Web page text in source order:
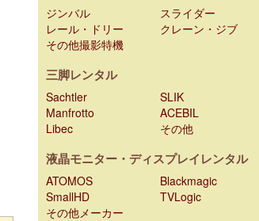
ジンバル
スライダー
レール・ドリー
クレーン・ジブ
その他撮影特機
三脚レンタル
Sachtler
SLIK
Manfrotto
ACEBIL
Libec
その他
液晶モニター・ディスプレイレンタル
ATOMOS
Blackmagic
SmallHD
TVLogic
その他メーカー